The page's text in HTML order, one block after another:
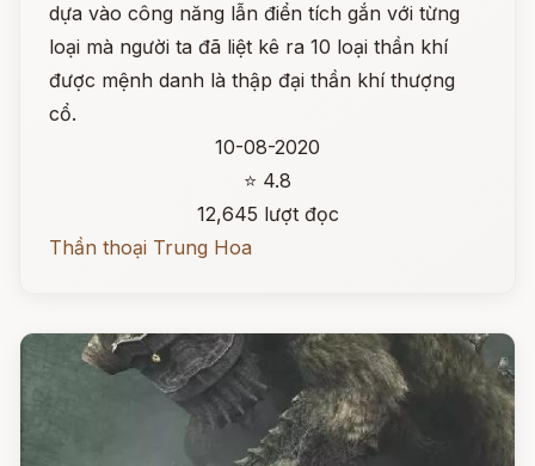
dựa vào công năng lẫn điển tích gắn với từng
loại mà người ta đã liệt kê ra 10 loại thần khí
được mệnh danh là thập đại thần khí thượng
cổ.
10-08-2020
⭐ 4.8
12,645 lượt đọc
Thần thoại Trung Hoa